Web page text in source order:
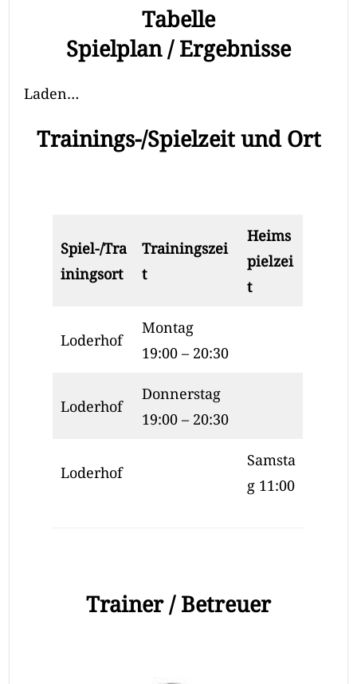
Tabelle
Spielplan / Ergebnisse
Laden…
Trainings-/Spielzeit und Ort
Spiel-/Tra
iningsort
Trainingszei
t
Heims
pielzei
t
Loderhof
Montag
19:00 – 20:30
Loderhof
Donnerstag
19:00 – 20:30
Loderhof
Samsta
g 11:00
Trainer / Betreuer